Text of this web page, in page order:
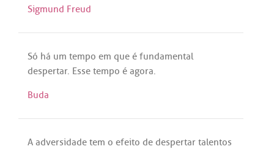
Sigmund Freud
Só há um tempo em que é fundamental
despertar. Esse tempo é agora.
Buda
A adversidade tem o efeito de despertar talentos